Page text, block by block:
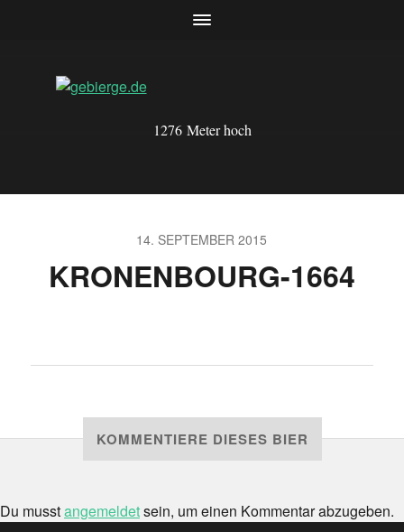
1276 Meter hoch
14. SEPTEMBER 2015
KRONENBOURG-1664
KOMMENTIERE DIESES BIER
Du musstangemeldetsein, um einen Kommentar abzugeben.